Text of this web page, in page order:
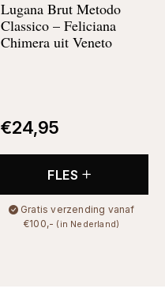
Lugana Brut Metodo
Classico – Feliciana
Chimera uit Veneto
€24,95
FLES
Gratis verzending vanaf
€100,- (in Nederland)